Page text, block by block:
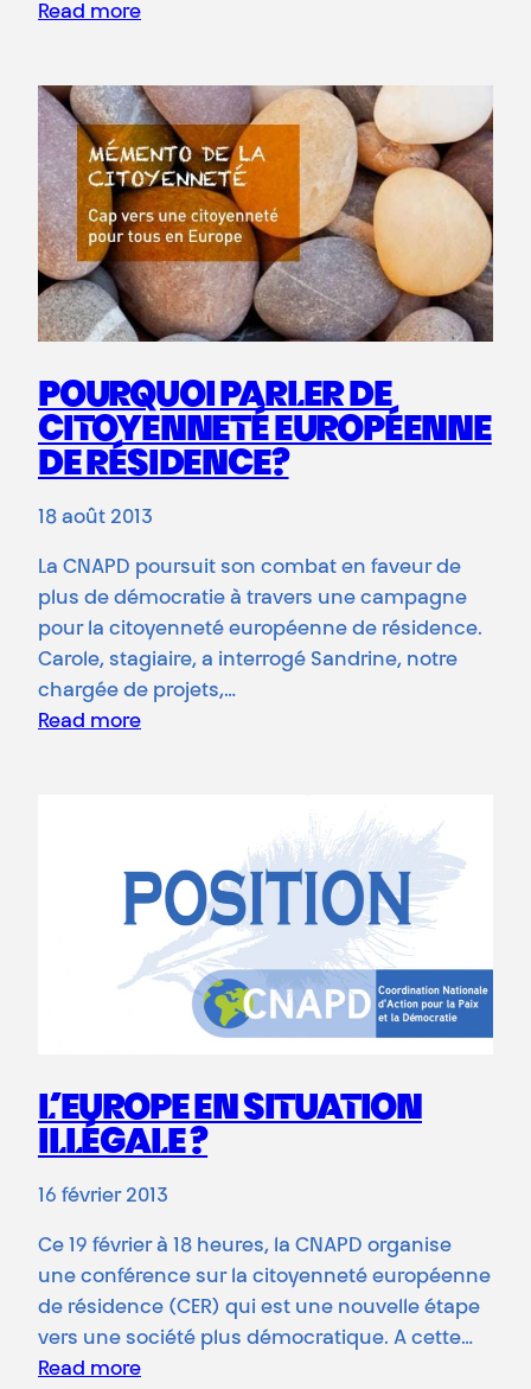
Read more
POURQUOI PARLER DE
CITOYENNETÉ EUROPÉENNE
DE RÉSIDENCE?
18 août 2013
La CNAPD poursuit son combat en faveur de
plus de démocratie à travers une campagne
pour la citoyenneté européenne de résidence.
Carole, stagiaire, a interrogé Sandrine, notre
chargée de projets,…
Read more
L’EUROPE EN SITUATION
ILLÉGALE ?
16 février 2013
Ce 19 février à 18 heures, la CNAPD organise
une conférence sur la citoyenneté européenne
de résidence (CER) qui est une nouvelle étape
vers une société plus démocratique. A cette…
Read more